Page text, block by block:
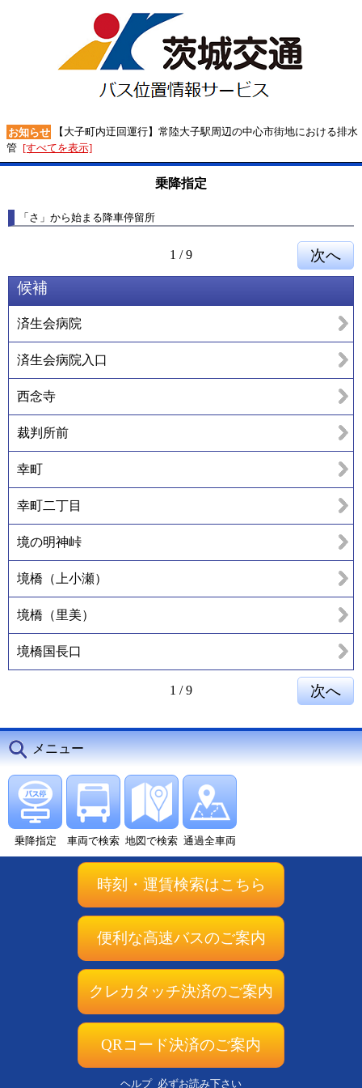
お知らせ
【大子町内迂回運行】常陸大子駅周辺の中心市街地における排水
管 [すべてを表示]
乗降指定
「さ」から始まる降車停留所
1 /9
候補
済生会病院
済生会病院入口
西念寺
裁判所前
幸町
幸町二丁目
境の明神峠
境橋（上小瀬）
境橋（里美）
境橋国長口
1 /9
メニュー
乗降指定 車両で検索 地図で検索 通過全車両
時刻・運賃検索はこちら
便利な高速バスのご案内
クレカタッチ決済のご案内
QRコード決済のご案内
ヘルプ 必ずお読み下さい